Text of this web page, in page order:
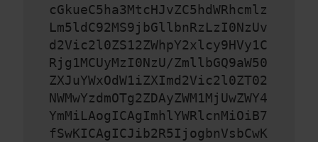
cGkueC5ha3MtcHJvZC5hdWRhcmlz
Lm5ldC92MS9jbGllbnRzLzI0NzUv
d2Vic2l0ZS12ZWhpY2xlcy9HVy1C
Rjg1MCUyMzI0NzU/ZmllbGQ9aW50
ZXJuYWxOdW1iZXImd2Vic2l0ZT02
NWMwYzdmOTg2ZDAyZWM1MjUwZWY4
YmMiLAogICAgImhlYWRlcnMiOiB7
fSwKICAgICJib2R5IjogbnVsbCwK